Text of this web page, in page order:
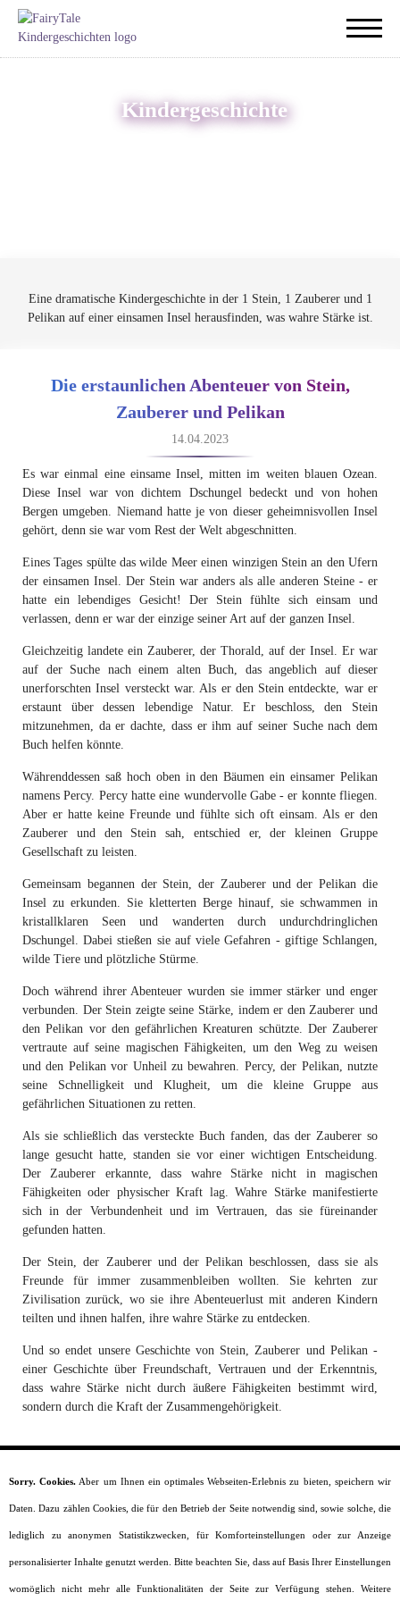
Kindergeschichte
Eine dramatische Kindergeschichte in der 1 Stein, 1 Zauberer und 1
Pelikan auf einer einsamen Insel herausfinden, was wahre Stärke ist.
Die erstaunlichen Abenteuer von Stein,
Zauberer und Pelikan
14.04.2023
Es war einmal eine einsame Insel, mitten im weiten blauen Ozean.
Diese Insel war von dichtem Dschungel bedeckt und von hohen
Bergen umgeben. Niemand hatte je von dieser geheimnisvollen Insel
gehört, denn sie war vom Rest der Welt abgeschnitten.
Eines Tages spülte das wilde Meer einen winzigen Stein an den Ufern
der einsamen Insel. Der Stein war anders als alle anderen Steine - er
hatte ein lebendiges Gesicht! Der Stein fühlte sich einsam und
verlassen, denn er war der einzige seiner Art auf der ganzen Insel.
Gleichzeitig landete ein Zauberer, der Thorald, auf der Insel. Er war
auf der Suche nach einem alten Buch, das angeblich auf dieser
unerforschten Insel versteckt war. Als er den Stein entdeckte, war er
erstaunt über dessen lebendige Natur. Er beschloss, den Stein
mitzunehmen, da er dachte, dass er ihm auf seiner Suche nach dem
Buch helfen könnte.
Währenddessen saß hoch oben in den Bäumen ein einsamer Pelikan
namens Percy. Percy hatte eine wundervolle Gabe - er konnte fliegen.
Aber er hatte keine Freunde und fühlte sich oft einsam. Als er den
Zauberer und den Stein sah, entschied er, der kleinen Gruppe
Gesellschaft zu leisten.
Gemeinsam begannen der Stein, der Zauberer und der Pelikan die
Insel zu erkunden. Sie kletterten Berge hinauf, sie schwammen in
kristallklaren Seen und wanderten durch undurchdringlichen
Dschungel. Dabei stießen sie auf viele Gefahren - giftige Schlangen,
wilde Tiere und plötzliche Stürme.
Doch während ihrer Abenteuer wurden sie immer stärker und enger
verbunden. Der Stein zeigte seine Stärke, indem er den Zauberer und
den Pelikan vor den gefährlichen Kreaturen schützte. Der Zauberer
vertraute auf seine magischen Fähigkeiten, um den Weg zu weisen
und den Pelikan vor Unheil zu bewahren. Percy, der Pelikan, nutzte
seine Schnelligkeit und Klugheit, um die kleine Gruppe aus
gefährlichen Situationen zu retten.
Als sie schließlich das versteckte Buch fanden, das der Zauberer so
lange gesucht hatte, standen sie vor einer wichtigen Entscheidung.
Der Zauberer erkannte, dass wahre Stärke nicht in magischen
Fähigkeiten oder physischer Kraft lag. Wahre Stärke manifestierte
sich in der Verbundenheit und im Vertrauen, das sie füreinander
gefunden hatten.
Der Stein, der Zauberer und der Pelikan beschlossen, dass sie als
Freunde für immer zusammenbleiben wollten. Sie kehrten zur
Zivilisation zurück, wo sie ihre Abenteuerlust mit anderen Kindern
teilten und ihnen halfen, ihre wahre Stärke zu entdecken.
Und so endet unsere Geschichte von Stein, Zauberer und Pelikan -
einer Geschichte über Freundschaft, Vertrauen und der Erkenntnis,
dass wahre Stärke nicht durch äußere Fähigkeiten bestimmt wird,
sondern durch die Kraft der Zusammengehörigkeit.
Moral
Lesealter
Szenarien
Kurzgeschichten
Sorry. Cookies. Aber um Ihnen ein optimales Webseiten-Erlebnis zu bieten, speichern wir
Daten. Dazu zählen Cookies, die für den Betrieb der Seite notwendig sind, sowie solche, die
lediglich zu anonymen Statistikzwecken, für Komforteinstellungen oder zur Anzeige
personalisierter Inhalte genutzt werden. Bitte beachten Sie, dass auf Basis Ihrer Einstellungen
womöglich nicht mehr alle Funktionalitäten der Seite zur Verfügung stehen. Weitere